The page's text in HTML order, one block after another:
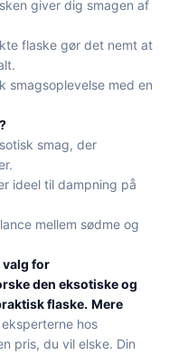
giver dig smagen af
flaske gør det nemt at
smagsoplevelse med en
smag, der
ideel til dampning på
mellem sødme og
valg for
den eksotiske og
flaske. Mere
hos
pris, du vil elske. Din